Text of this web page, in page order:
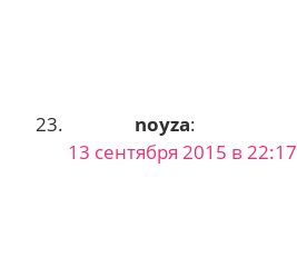
noyza:
13 сентября 2015 в 22:17